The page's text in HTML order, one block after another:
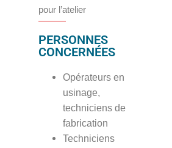
pour l’atelier
PERSONNES
CONCERNÉES
Opérateurs en
usinage,
techniciens de
fabrication
Techniciens